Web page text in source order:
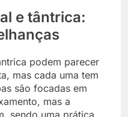
e tântrica:
podem parecer
mas cada uma tem
são focadas em
mas a
sendo uma prática